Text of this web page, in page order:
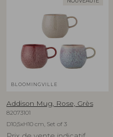
BLOOMINGVILLE
Addison Mug, Rose, Grès
82073101
D10,5xH10 cm, Set of 3